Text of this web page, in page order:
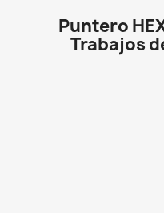
Puntero
Trabajos